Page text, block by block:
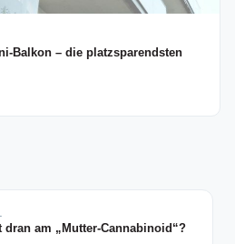
Balkon – die platzsparendsten
dran am „Mutter-Cannabinoid“?